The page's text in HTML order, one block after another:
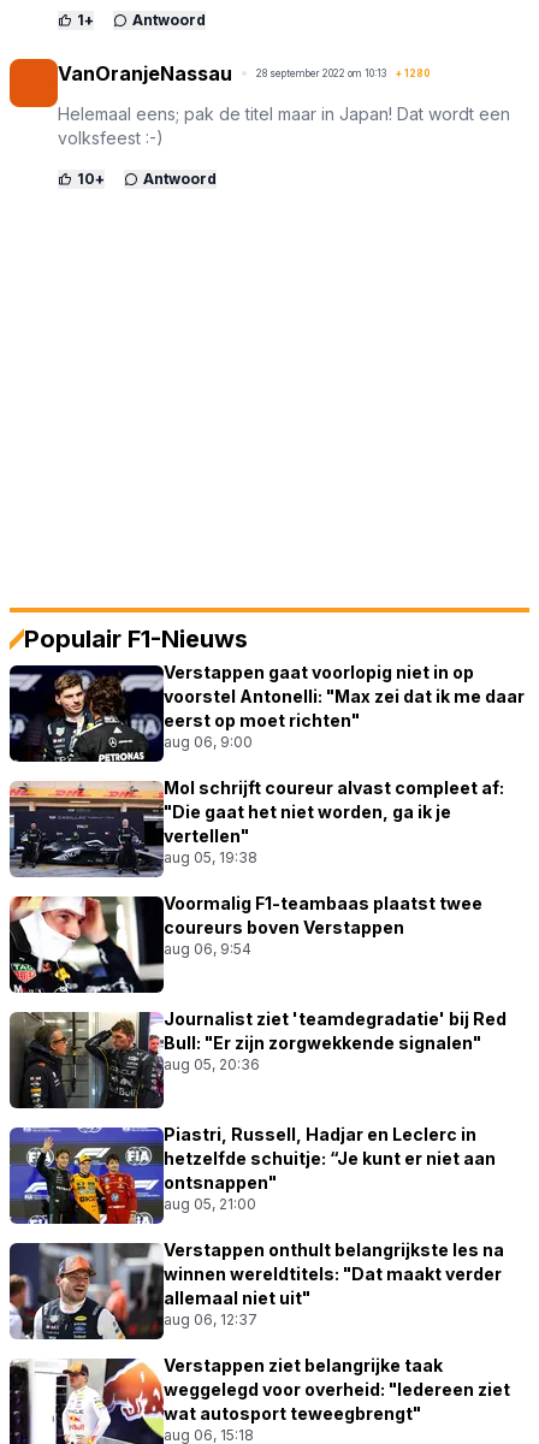
1+ Antwoord
VanOranjeNassau 28 september 2022 om 10:13 + 1280
Helemaal eens; pak de titel maar in Japan! Dat wordt een
volksfeest :-)
10+ Antwoord
Populair F1-Nieuws
Verstappen gaat voorlopig niet in op
voorstel Antonelli: "Max zei dat ik me daar
eerst op moet richten"
aug 06, 9:00
Mol schrijft coureur alvast compleet af:
"Die gaat het niet worden, ga ik je
vertellen"
aug 05, 19:38
Voormalig F1-teambaas plaatst twee
coureurs boven Verstappen
aug 06, 9:54
Journalist ziet 'teamdegradatie' bij Red
Bull: "Er zijn zorgwekkende signalen"
aug 05, 20:36
Piastri, Russell, Hadjar en Leclerc in
hetzelfde schuitje: “Je kunt er niet aan
ontsnappen"
aug 05, 21:00
Verstappen onthult belangrijkste les na
winnen wereldtitels: "Dat maakt verder
allemaal niet uit"
aug 06, 12:37
Verstappen ziet belangrijke taak
weggelegd voor overheid: "Iedereen ziet
wat autosport teweegbrengt"
aug 06, 15:18